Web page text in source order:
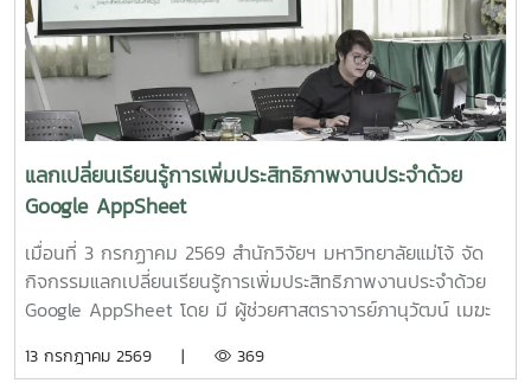
ดร.ดวงพร อมรเลิศพิศาล หัวหน้าโครงการ5.โครงการ "การ
ทดสอบทางคลินิกของผลิตภัณฑ์โพรไบโอติกต่อภาวะซึมเศร้า
หลังคลอดและสุขภาพลำไส้ในมารดาหลังคลอด" โดย รอง
ศาสตราจารย์ ดร.ดวงพร อมรเลิศพิศาล หัวหน้า
โครงการ6.โครงการ "เทคโนโลยีการอุ่นน้ำในระบบเพาะฟักพันธุ์
ปลาด้วยระบบผลิตน้ำร้อนและไฟฟ้าพลังงานแสงอาทิตย์ร่วมกับ
ปั๊มความร้อนอัจฉริยะเพื่อเพิ่มศักยภาพการผลิตพันธุ์ปลาเชิง
พาณิชย์" โดย ผู้ช่วยศาสตราจารย์ ดร.สราวุธ พลวงษ์ศรี หัวหน้า
โครงการ
แลกเปลี่ยนเรียนรู้การเพิ่มประสิทธิภาพงานประจำด้วย
Google AppSheet
เมื่อนที่ 3 กรกฏาคม 2569 สำนักวิจัยฯ มหาวิทยาลัยแม่โจ้ จัด
กิจกรรมแลกเปลี่ยนเรียนรู้การเพิ่มประสิทธิภาพงานประจำด้วย
Google AppSheet โดย มี ผู้ช่วยศาสตราจารย์ภานุวัฒน์ เมฆะ
พร้อมทั้งเป็นวิทยากร และแลกเปลี่ยนเรียนรู้การจัดทำหนังสือ
13 กรกฎาคม 2569 | 369